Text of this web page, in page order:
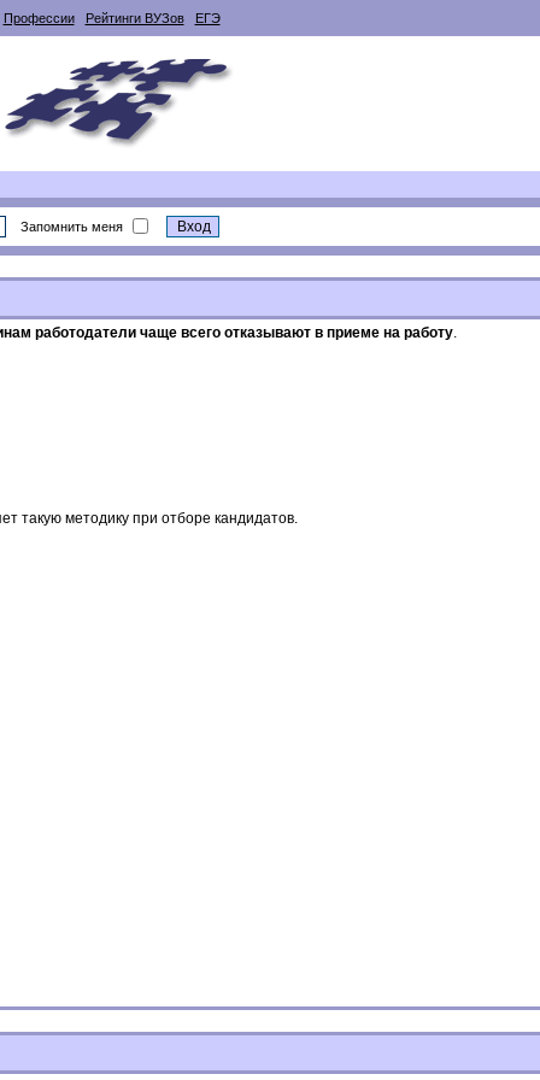
Профессии Рейтинги ВУЗов ЕГЭ
Запомнить меня
работодатели чаще всего отказывают в приеме на работу.
такую методику при отборе кандидатов.